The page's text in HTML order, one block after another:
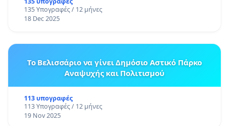
135 Υπογραφές / 12 μήνες
18 Dec 2025
Το Βελισσάριο να γίνει Δημόσιο Αστικό Πάρκο
Αναψυχής και Πολιτισμού
113 υπογραφές
113 Υπογραφές / 12 μήνες
19 Nov 2025